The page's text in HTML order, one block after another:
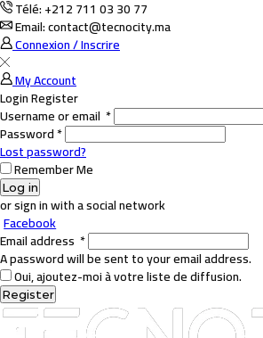
Télé: +212 711 03 30 77
Email: contact@tecnocity.ma
Connexion / Inscrire
My Account
LoginRegister
Username or email *
Password*
Lost password?
Remember Me
Log in
or sign in with a social network
Facebook
Email address *
A password will be sent to your email address.
Oui, ajoutez-moi à votre liste de diffusion.
Register